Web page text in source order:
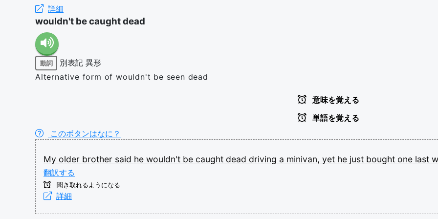
詳細
wouldn't be caught dead
動詞 別表記 異形
Alternative form of wouldn't be seen dead
意味を覚える
単語を覚える
このボタンはなに？
My older brother said he wouldn't be caught dead driving a minivan, yet he just bought one last
翻訳する
聞き取れるようになる
詳細